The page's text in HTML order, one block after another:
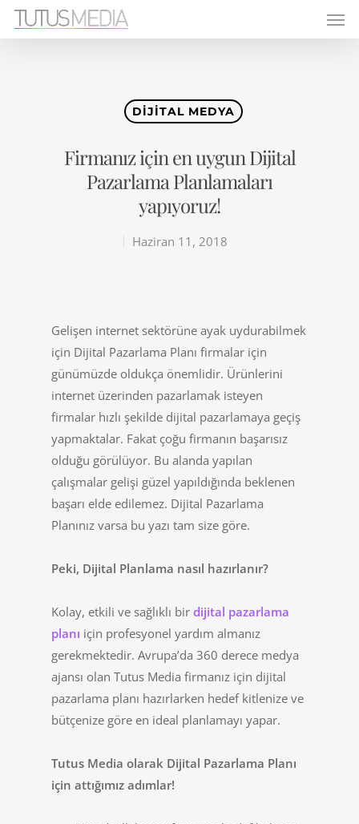
DIJITAL MEDYA
Firmanız için en uygun Dijital
Pazarlama Planlamaları
yapıyoruz!
Haziran 11, 2018
Gelişen internet sektörüne ayak uydurabilmek
için Dijital Pazarlama Planı firmalar için
günümüzde oldukça önemlidir. Ürünlerini
internet üzerinden pazarlamak isteyen
firmalar hızlı şekilde dijital pazarlamaya geçiş
yapmaktalar. Fakat çoğu firmanın başarısız
olduğu görülüyor. Bu alanda yapılan
çalışmalar gelişi güzel yapıldığında beklenen
başarı elde edilemez. Dijital Pazarlama
Planınız varsa bu yazı tam size göre.
Peki, Dijital Planlama nasıl hazırlanır?
Kolay, etkili ve sağlıklı bir dijital pazarlama
planı için profesyonel yardım almanız
gerekmektedir. Avrupa’da 360 derece medya
ajansı olan Tutus Media firmanız için dijital
pazarlama planı hazırlarken hedef kitlenize ve
bütçenize göre en ideal planlamayı yapar.
Tutus Media olarak Dijital Pazarlama Planı
için attığımız adımlar!